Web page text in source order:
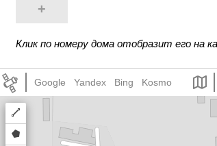
+
Клик по номеру дома отобразит его на
Google Yandex Bing Kosmo
Draw
a
Draw